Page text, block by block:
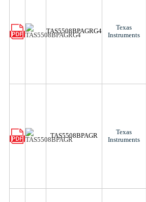
TAS5508BPAGRG4
Texas
Instruments
TAS5508BPAGR
Texas
Instruments